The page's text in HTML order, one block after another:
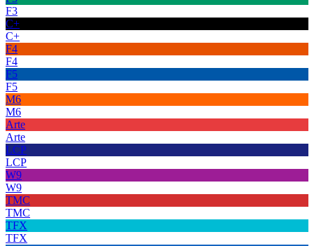
F3
C+
C+
F4
F4
F5
F5
M6
M6
Arte
Arte
LCP
LCP
W9
W9
TMC
TMC
TFX
TFX